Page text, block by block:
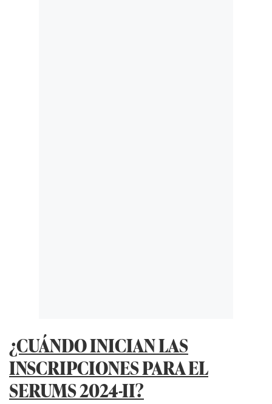
¿CUÁNDO INICIAN LAS
INSCRIPCIONES PARA EL
SERUMS 2024-II?